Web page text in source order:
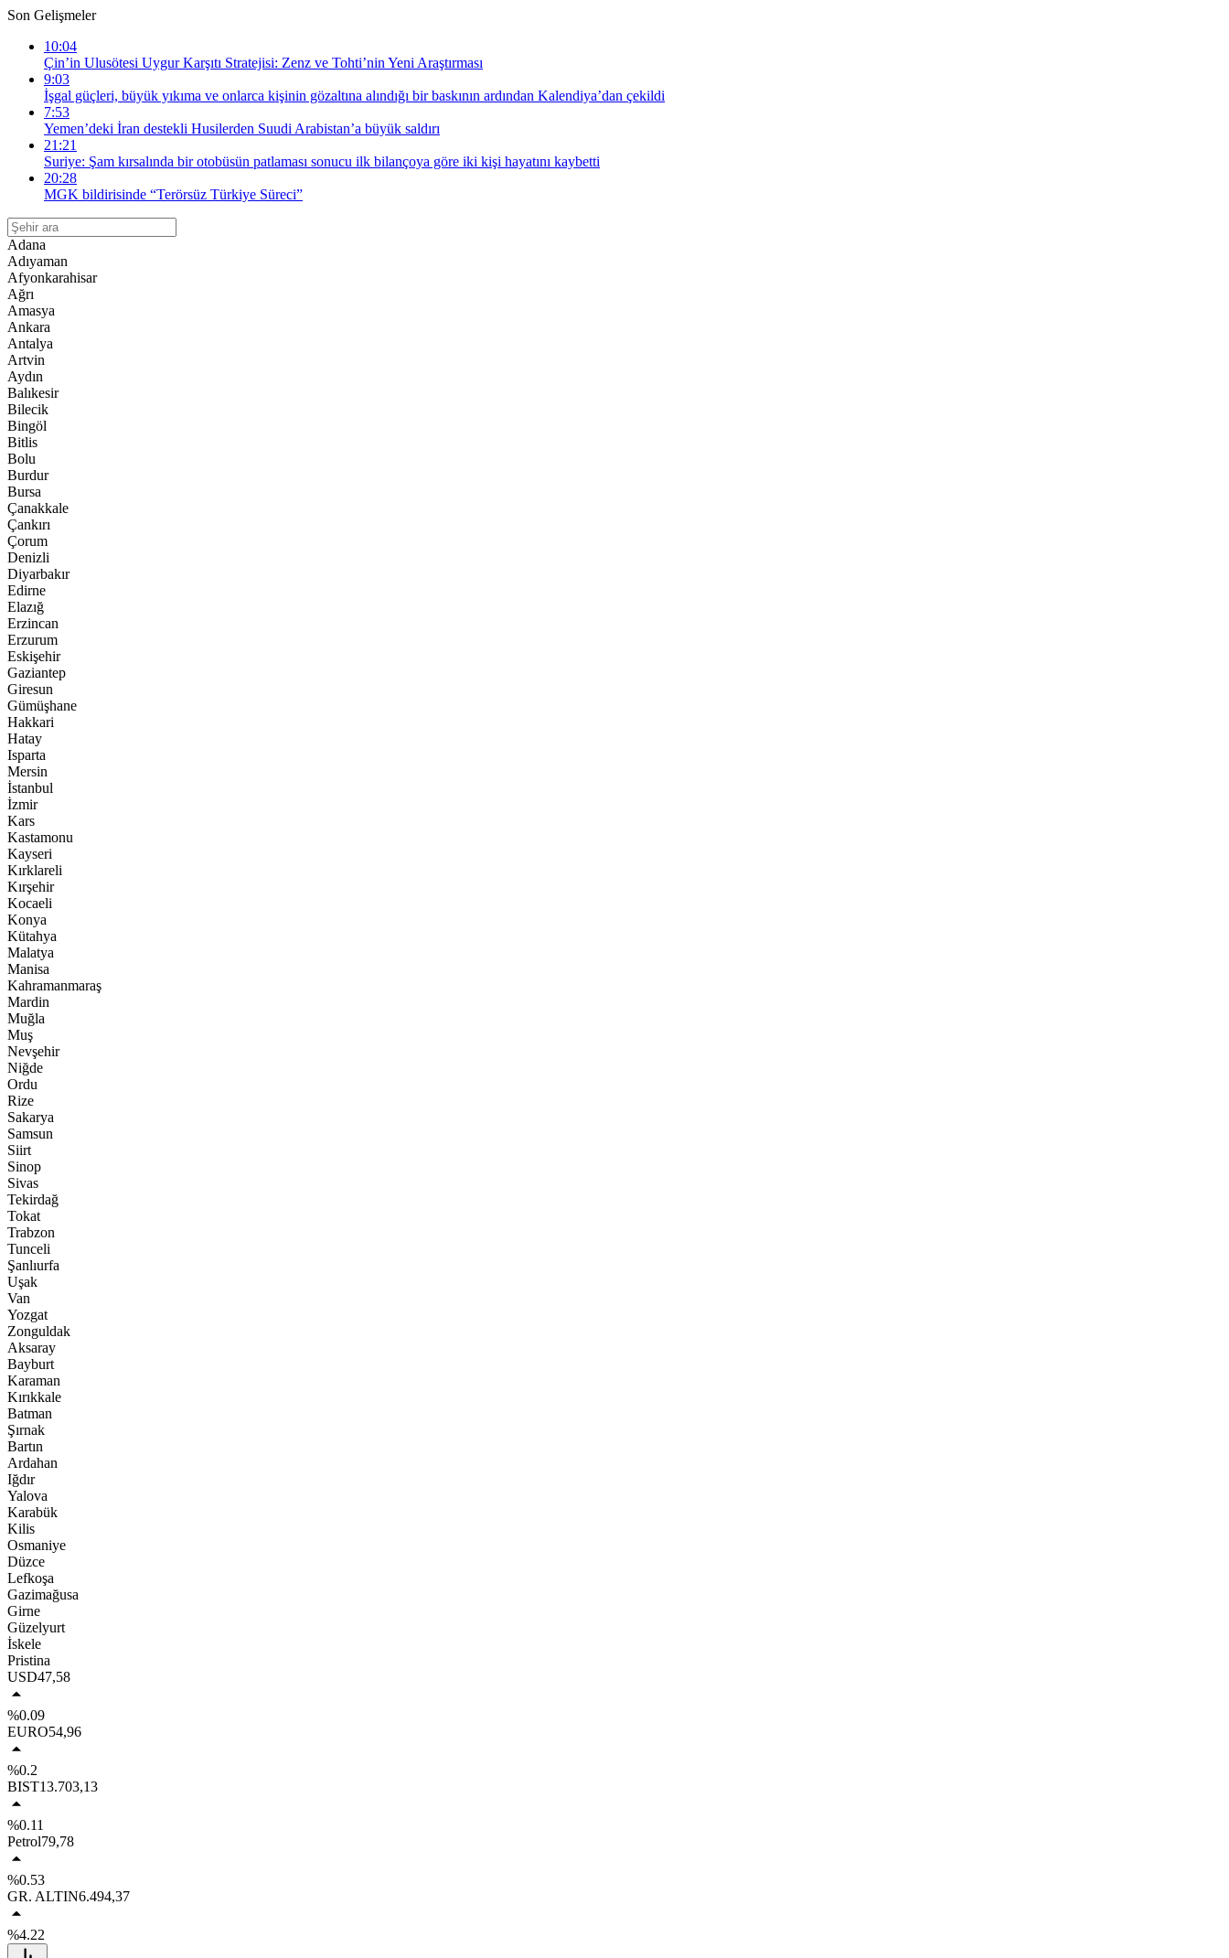
Son Gelişmeler
10:04
Çin’in Ulusötesi Uygur Karşıtı Stratejisi: Zenz ve Tohti’nin Yeni Araştırması
9:03
İşgal güçleri, büyük yıkıma ve onlarca kişinin gözaltına alındığı bir baskının ardından Kalendiya’dan çekildi
7:53
Yemen’deki İran destekli Husilerden Suudi Arabistan’a büyük saldırı
21:21
Suriye: Şam kırsalında bir otobüsün patlaması sonucu ilk bilançoya göre iki kişi hayatını kaybetti
20:28
MGK bildirisinde “Terörsüz Türkiye Süreci”
Adana
Adıyaman
Afyonkarahisar
Ağrı
Amasya
Ankara
Antalya
Artvin
Aydın
Balıkesir
Bilecik
Bingöl
Bitlis
Bolu
Burdur
Bursa
Çanakkale
Çankırı
Çorum
Denizli
Diyarbakır
Edirne
Elazığ
Erzincan
Erzurum
Eskişehir
Gaziantep
Giresun
Gümüşhane
Hakkari
Hatay
Isparta
Mersin
İstanbul
İzmir
Kars
Kastamonu
Kayseri
Kırklareli
Kırşehir
Kocaeli
Konya
Kütahya
Malatya
Manisa
Kahramanmaraş
Mardin
Muğla
Muş
Nevşehir
Niğde
Ordu
Rize
Sakarya
Samsun
Siirt
Sinop
Sivas
Tekirdağ
Tokat
Trabzon
Tunceli
Şanlıurfa
Uşak
Van
Yozgat
Zonguldak
Aksaray
Bayburt
Karaman
Kırıkkale
Batman
Şırnak
Bartın
Ardahan
Iğdır
Yalova
Karabük
Kilis
Osmaniye
Düzce
Lefkoşa
Gazimağusa
Girne
Güzelyurt
İskele
Pristina
USD47,58
%0.09
EURO54,96
%0.2
BIST13.703,13
%0.11
Petrol79,78
%0.53
GR. ALTIN6.494,37
%4.22